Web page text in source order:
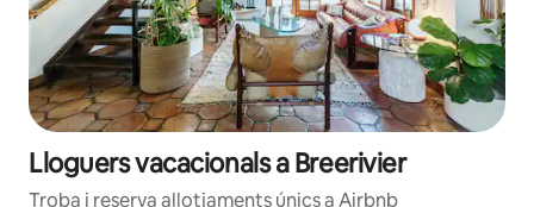
Lloguers vacacionals a Breerivier
Troba i reserva allotjaments únics a Airbnb